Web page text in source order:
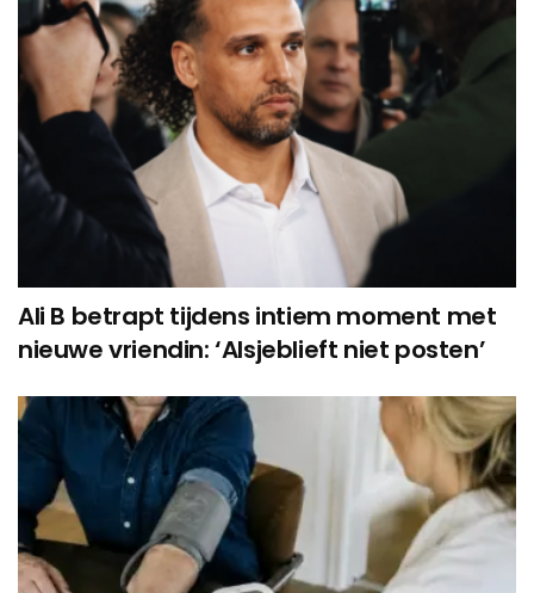
Ali B betrapt tijdens intiem moment met
nieuwe vriendin: ‘Alsjeblieft niet posten’